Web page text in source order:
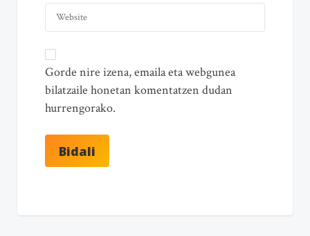
Gorde nire izena, emaila eta webgunea
bilatzaile honetan komentatzen dudan
hurrengorako.